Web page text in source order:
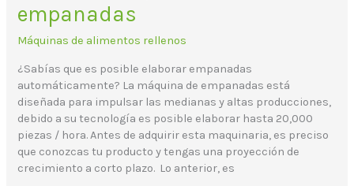
empanadas
Máquinas de alimentos rellenos
¿Sabías que es posible elaborar empanadas
automáticamente? La máquina de empanadas está
diseñada para impulsar las medianas y altas producciones,
debido a su tecnología es posible elaborar hasta 20,000
piezas / hora. Antes de adquirir esta maquinaria, es preciso
que conozcas tu producto y tengas una proyección de
crecimiento a corto plazo. Lo anterior, es